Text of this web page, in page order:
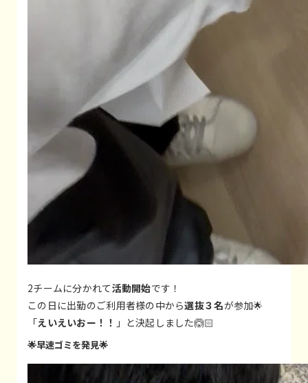
2チームに分かれて活動開始です！
この日に出勤のご利用者様の中から選抜３名が参加🌟
「えいえいおー！！ 」と決起しました🙆🏻
🌟早速ゴミを発見🌟